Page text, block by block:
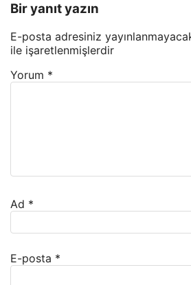
Bir yanıt yazın
E-posta adresiniz
ile işaretlenmişlerdir
Yorum *
Ad *
E-posta *